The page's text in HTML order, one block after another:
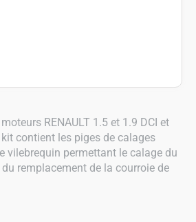
RENAULT 1.5 et 1.9 DCI et
contient les piges de calages
vilebrequin permettant le calage du
remplacement de la courroie de